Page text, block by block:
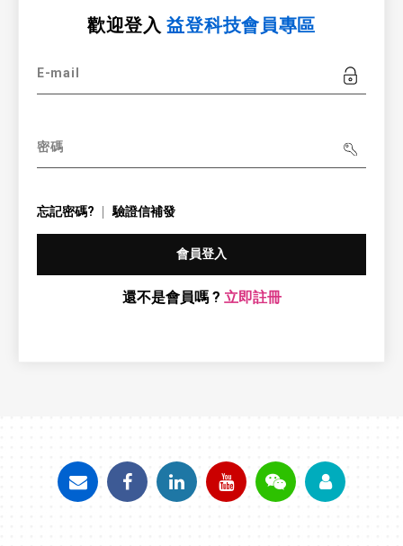
歡迎登入益登科技會員專區
E-mail
密碼
忘記密碼? 驗證信補發
會員登入
還不是會員嗎 ? 立即註冊